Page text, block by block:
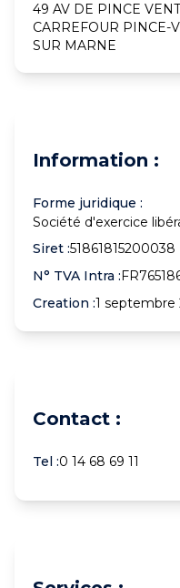
49 AV DE PINCE
CARREFOUR PINCE-
SUR MARNE
Information :
Forme juridique :
Société d'exercice
Siret :51861815200038
N° TVA Intra :
Creation :1 septembre
Contact :
Tel :0 14 68 69 11